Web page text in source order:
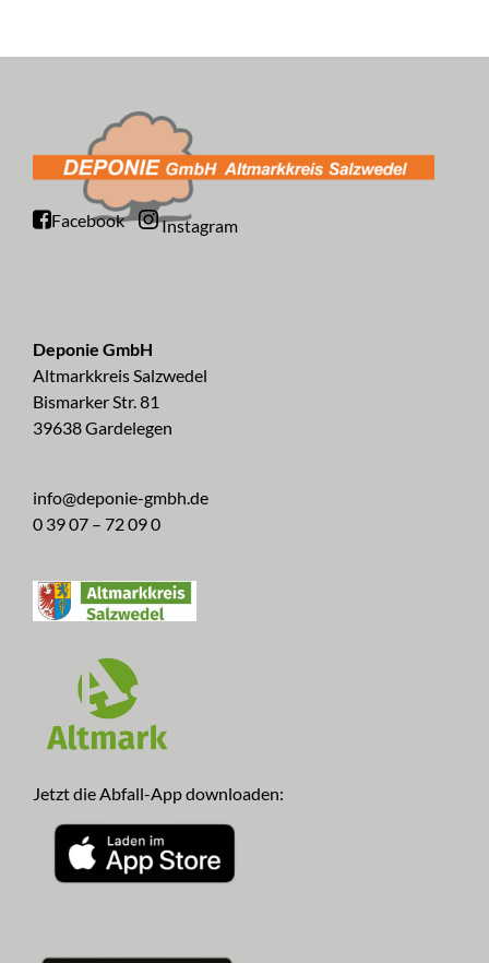
Facebook Instagram
Deponie GmbH
Altmarkkreis Salzwedel
Bismarker Str. 81
39638 Gardelegen
info@deponie-gmbh.de
0 39 07 – 72 09 0
Jetzt die Abfall-App downloaden: